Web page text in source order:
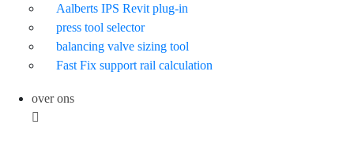
Aalberts IPS Revit plug-in
press tool selector
balancing valve sizing tool
Fast Fix support rail calculation
over ons